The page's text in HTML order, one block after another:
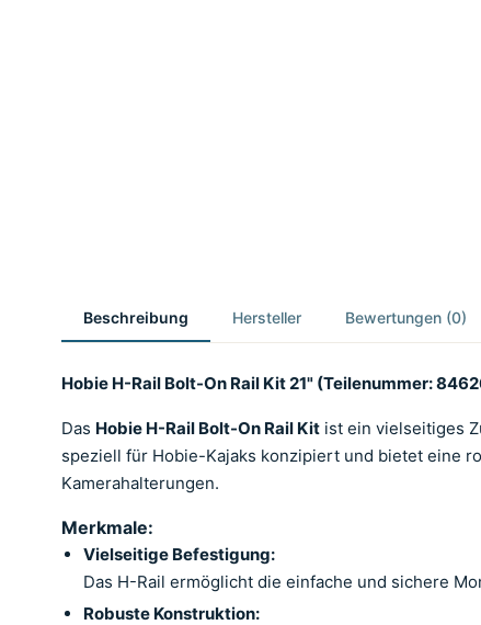
Beschreibung Hersteller Bewertungen (0)
Hobie H-Rail Bolt-On Rail Kit 21" (Teilenummer:
Das Hobie H-Rail Bolt-On Rail Kit ist ein vielseitiges
speziell für Hobie-Kajaks konzipiert und bietet eine
Kamerahalterungen.
Merkmale:
Vielseitige Befestigung:
Das H-Rail ermöglicht die einfache und sichere
Robuste Konstruktion: